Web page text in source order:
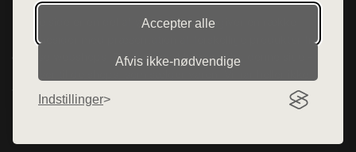
Accepter alle
Afvis ikke‑nødvendige
Indstillinger
Denne side er en del af want.dk, der udgiver en række
hjemmesider med præsentation af forskellige produkter fra
diverse webshops. Der sælges ikke varer fra denne side - vi
varerne på lager.